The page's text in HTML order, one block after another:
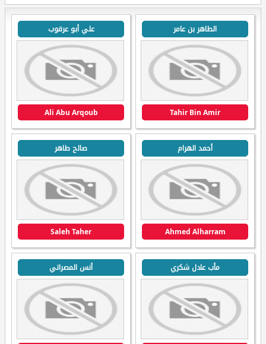
الطاهر بن عامر
Tahir Bin Amir
علي أبو عرقوب
Ali Abu Arqoub
أحمد الهرام
Ahmed Alharram
صالح طاهر
Saleh Taher
مأب عادل شكري أنس المصراتي